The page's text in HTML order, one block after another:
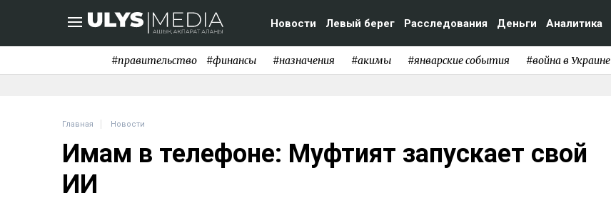
Новости Левый берег Расследования Деньги Аналитика
#правительство #финансы #назначения #акимы #январские события #война в Украине
Главная Новости
Имам в телефоне: Муфтият запускает свой
ИИ